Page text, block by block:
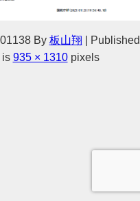
By 板山翔 | Published
is 935 × 1310pixels